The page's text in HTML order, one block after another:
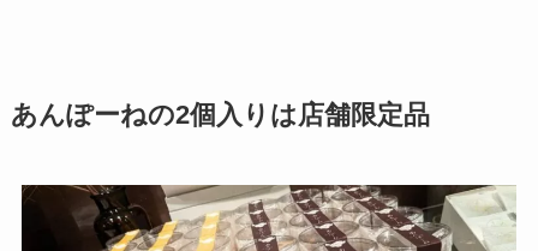
あんぽーねの2個入りは店舗限定品